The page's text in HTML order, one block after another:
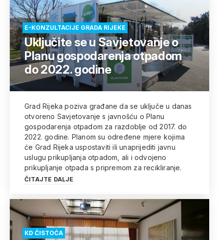
E-KONZULTACIJE GRADA RIJEKE
Uključite se u Savjetovanje o
Planu gospodarenja otpadom
do 2022. godine
Grad Rijeka poziva građane da se uključe u danas
otvoreno Savjetovanje s javnošću o Planu
gospodarenja otpadom za razdoblje od 2017. do
2022. godine. Planom su određene mjere kojima
će Grad Rijeka uspostaviti ili unaprijediti javnu
uslugu prikupljanja otpadom, ali i odvojeno
prikupljanje otpada s pripremom za recikliranje.
ČITAJTE DALJE
KD ČISTOĆA